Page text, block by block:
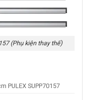
(Phụ kiện thay thế)
PULEX SUPP70157